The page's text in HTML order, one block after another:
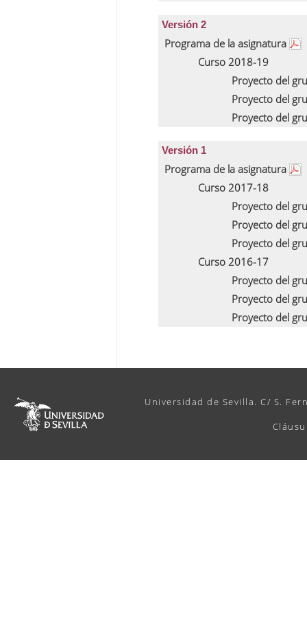
Versión 2
Programa de la asignatura
Curso 2018-19
Proyecto del
Proyecto del
Proyecto del
Versión 1
Programa de la asignatura
Curso 2017-18
Proyecto del
Proyecto del
Proyecto del
Curso 2016-17
Proyecto del
Proyecto del
Proyecto del
Universidad de Sevilla. C/ S.